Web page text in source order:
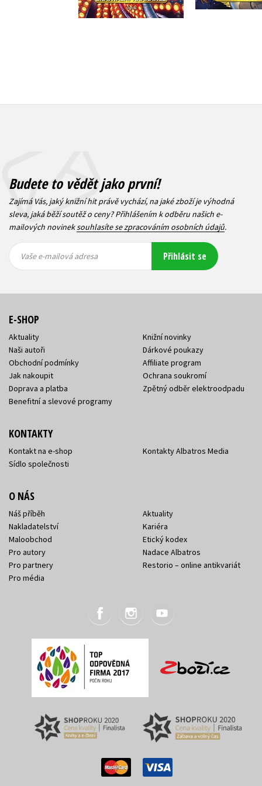
Budete to vědět jako první!
Zajímá Vás, jaký knižní hit právě vychází, na jaké zboží je výhodná
sleva, jaká běží soutěž o ceny? Přihlášením k odběru našich e-
mailových novineksouhlasíte se zpracováním osobních údajů.
mailová
mailová
Vaše e-mailová adresa Přihlásit se
E-SHOP
Aktuality
Naši autoři
Obchodní podmínky
Jak nakoupit
Doprava a platba
Benefitní a slevové programy
Knižní novinky
Dárkové poukazy
Affiliate program
Ochrana soukromí
Zpětný odběr elektroodpadu
KONTAKTY
Kontakt na e-shop
Sídlo společnosti
Kontakty Albatros Media
O NÁS
Náš příběh
Nakladatelství
Maloobchod
Pro autory
Pro partnery
Pro média
Aktuality
Kariéra
Etický kodex
Nadace Albatros
Restorio – online antikvariát